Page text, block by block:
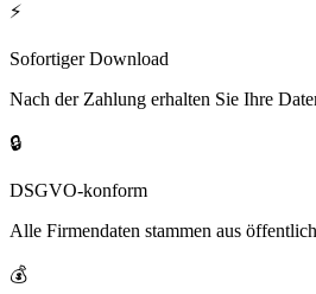
⚡
Sofortiger Download
Nach der Zahlung erhalten Sie Ihre
🔒
DSGVO-konform
Alle Firmendaten stammen aus
💰